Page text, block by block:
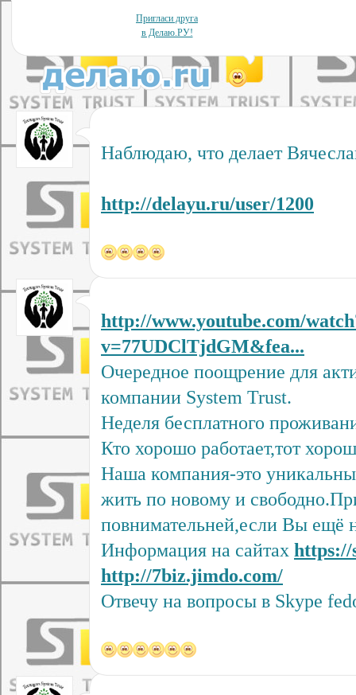
Пригласи друга
в Делаю.РУ!
Наблюдаю, что делает
http://delayu.ru/user/1200
http://www.youtube.com/
v=77UDClTjdGM&fea...
Очередное поощрение для
компании System Trust.
Неделя бесплатного
Кто хорошо работает,тот
Наша компания-это
жить по новому и
повнимательней,если Вы ещё
Информация на сайтах https://
http://7biz.jimdo.com/
Отвечу на вопросы в Skype